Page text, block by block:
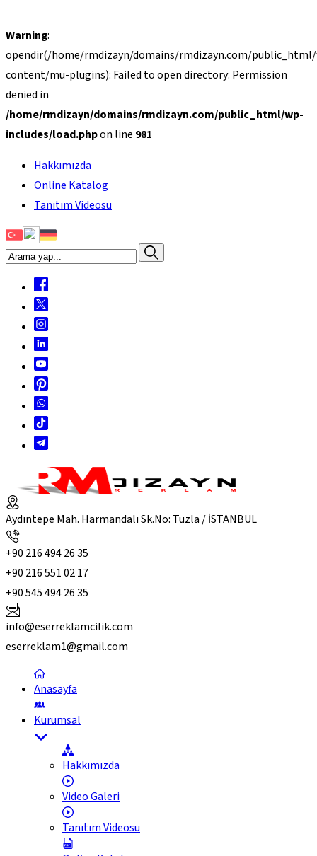
Warning:
opendir(/home/rmdizayn/domains/rmdizayn.com/
content/mu-plugins): Failed to open directory: Permission
denied in
/home/rmdizayn/domains/rmdizayn.com/public_html/wp-
includes/load.phpon line 981
Hakkımızda
Online Katalog
Tanıtım Videosu
Aydıntepe Mah. Harmandalı Sk.No: Tuzla / İSTANBUL
+90 216 494 26 35
+90 216 551 02 17
+90 545 494 26 35
info@eserreklamcilik.com
eserreklam1@gmail.com
Anasayfa
Kurumsal
Hakkımızda
Video Galeri
Tanıtım Videosu